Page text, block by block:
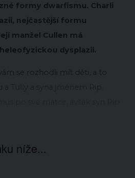
formy dwarfismu. Charli
nejčastější formu
manžel Cullen má
dysplazii.
se rozhodli mít děti, a to
níže...